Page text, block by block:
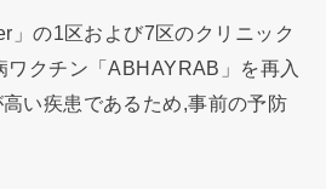
」の1区および7区のクリニック
ワクチン「ABHAYRAB」を再入
い疾患であるため,事前の予防